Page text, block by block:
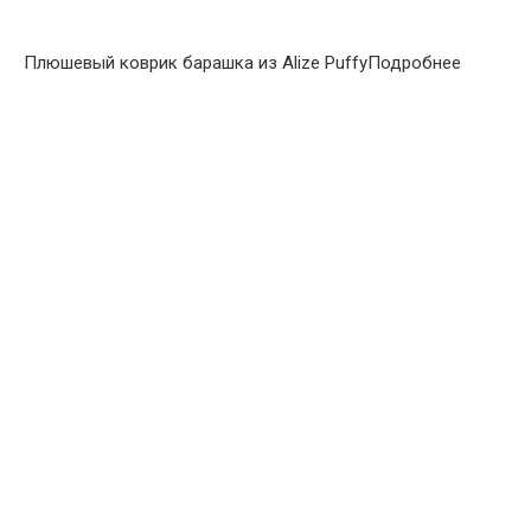
Плюшевый коврик барашка из Alize PuffyПодробнее